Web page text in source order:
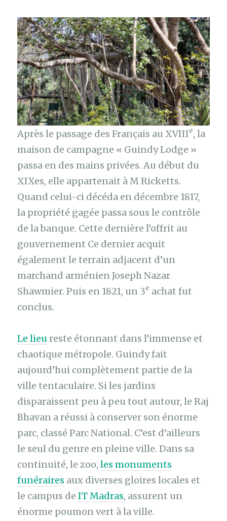
Après le passage des Français au XVIIIe, la
maison de campagne « Guindy Lodge »
passa en des mains privées. Au début du
XIXes, elle appartenait à M Ricketts.
Quand celui-ci décéda en décembre 1817,
la propriété gagée passa sous le contrôle
de la banque. Cette dernière l’offrit au
gouvernement Ce dernier acquit
également le terrain adjacent d’un
marchand arménien Joseph Nazar
Shawmier. Puis en 1821, un 3e achat fut
conclus.
Le lieureste étonnant dans l’immense et
chaotique métropole. Guindy fait
aujourd’hui complètement partie de la
ville tentaculaire. Si les jardins
disparaissent peu à peu tout autour, le Raj
Bhavan a réussi à conserver son énorme
parc, classé Parc National. C’est d’ailleurs
le seul du genre en pleine ville. Dans sa
continuité, le zoo,les monuments
funéraires aux diverses gloires locales et
le campus deIT Madras, assurent un
énorme poumon vert à la ville.